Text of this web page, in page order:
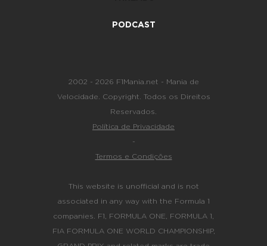
PODCAST
2002 - 2026 F1Mania.net - Mania de
Velocidade. Copyright. Todos os Direitos
Reservados.
Política de Privacidade
-
Termos e Condições
This website is unofficial and is not
associated in any way with the Formula 1
companies. F1, FORMULA ONE, FORMULA 1,
FIA FORMULA ONE WORLD CHAMPIONSHIP,